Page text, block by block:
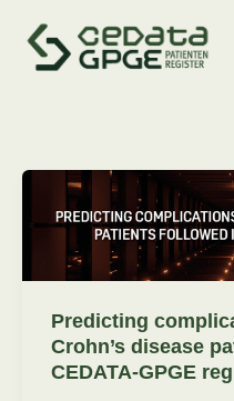
Inhalt
springen
Predicting
Crohn’s disease
CEDATA-GPGE